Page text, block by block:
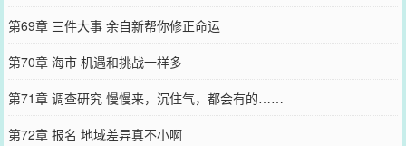
第69章 三件大事 余自新帮你修正命运
第70章 海市 机遇和挑战一样多
第71章 调查研究 慢慢来，沉住气，都会有的……
第72章 报名 地域差异真不小啊